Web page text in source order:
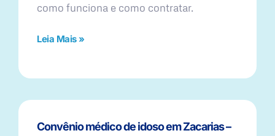
como funciona e como contratar.
Leia Mais »
Convênio médico de idoso em Zacarias –